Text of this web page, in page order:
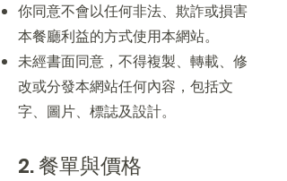
你同意不會以任何非法、欺詐或損害
本餐廳利益的方式使用本網站。
未經書面同意，不得複製、轉載、修
改或分發本網站任何內容，包括文
字、圖片、標誌及設計。
2. 餐單與價格